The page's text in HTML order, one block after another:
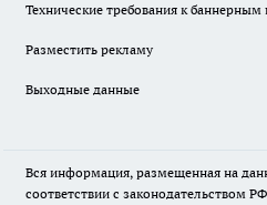
Технические требования к
Разместить рекламу
Выходные данные
Вся информация, размещенная на
соответствии с законодательством